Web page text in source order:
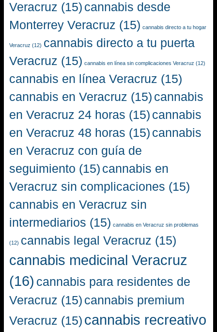
Veracruz (15) cannabis desde
Monterrey Veracruz (15) cannabis directo a tu hogar
Veracruz (12) cannabis directo a tu puerta
Veracruz (15) cannabis en línea sin complicaciones Veracruz (12)
cannabis en línea Veracruz (15)
cannabis en Veracruz (15) cannabis
en Veracruz 24 horas (15) cannabis
en Veracruz 48 horas (15) cannabis
en Veracruz con guía de
seguimiento (15) cannabis en
Veracruz sin complicaciones (15)
cannabis en Veracruz sin
intermediarios (15) cannabis en Veracruz sin problemas
(12) cannabis legal Veracruz (15)
cannabis medicinal Veracruz
(16) cannabis para residentes de
Veracruz (15) cannabis premium
Veracruz (15) cannabis recreativo